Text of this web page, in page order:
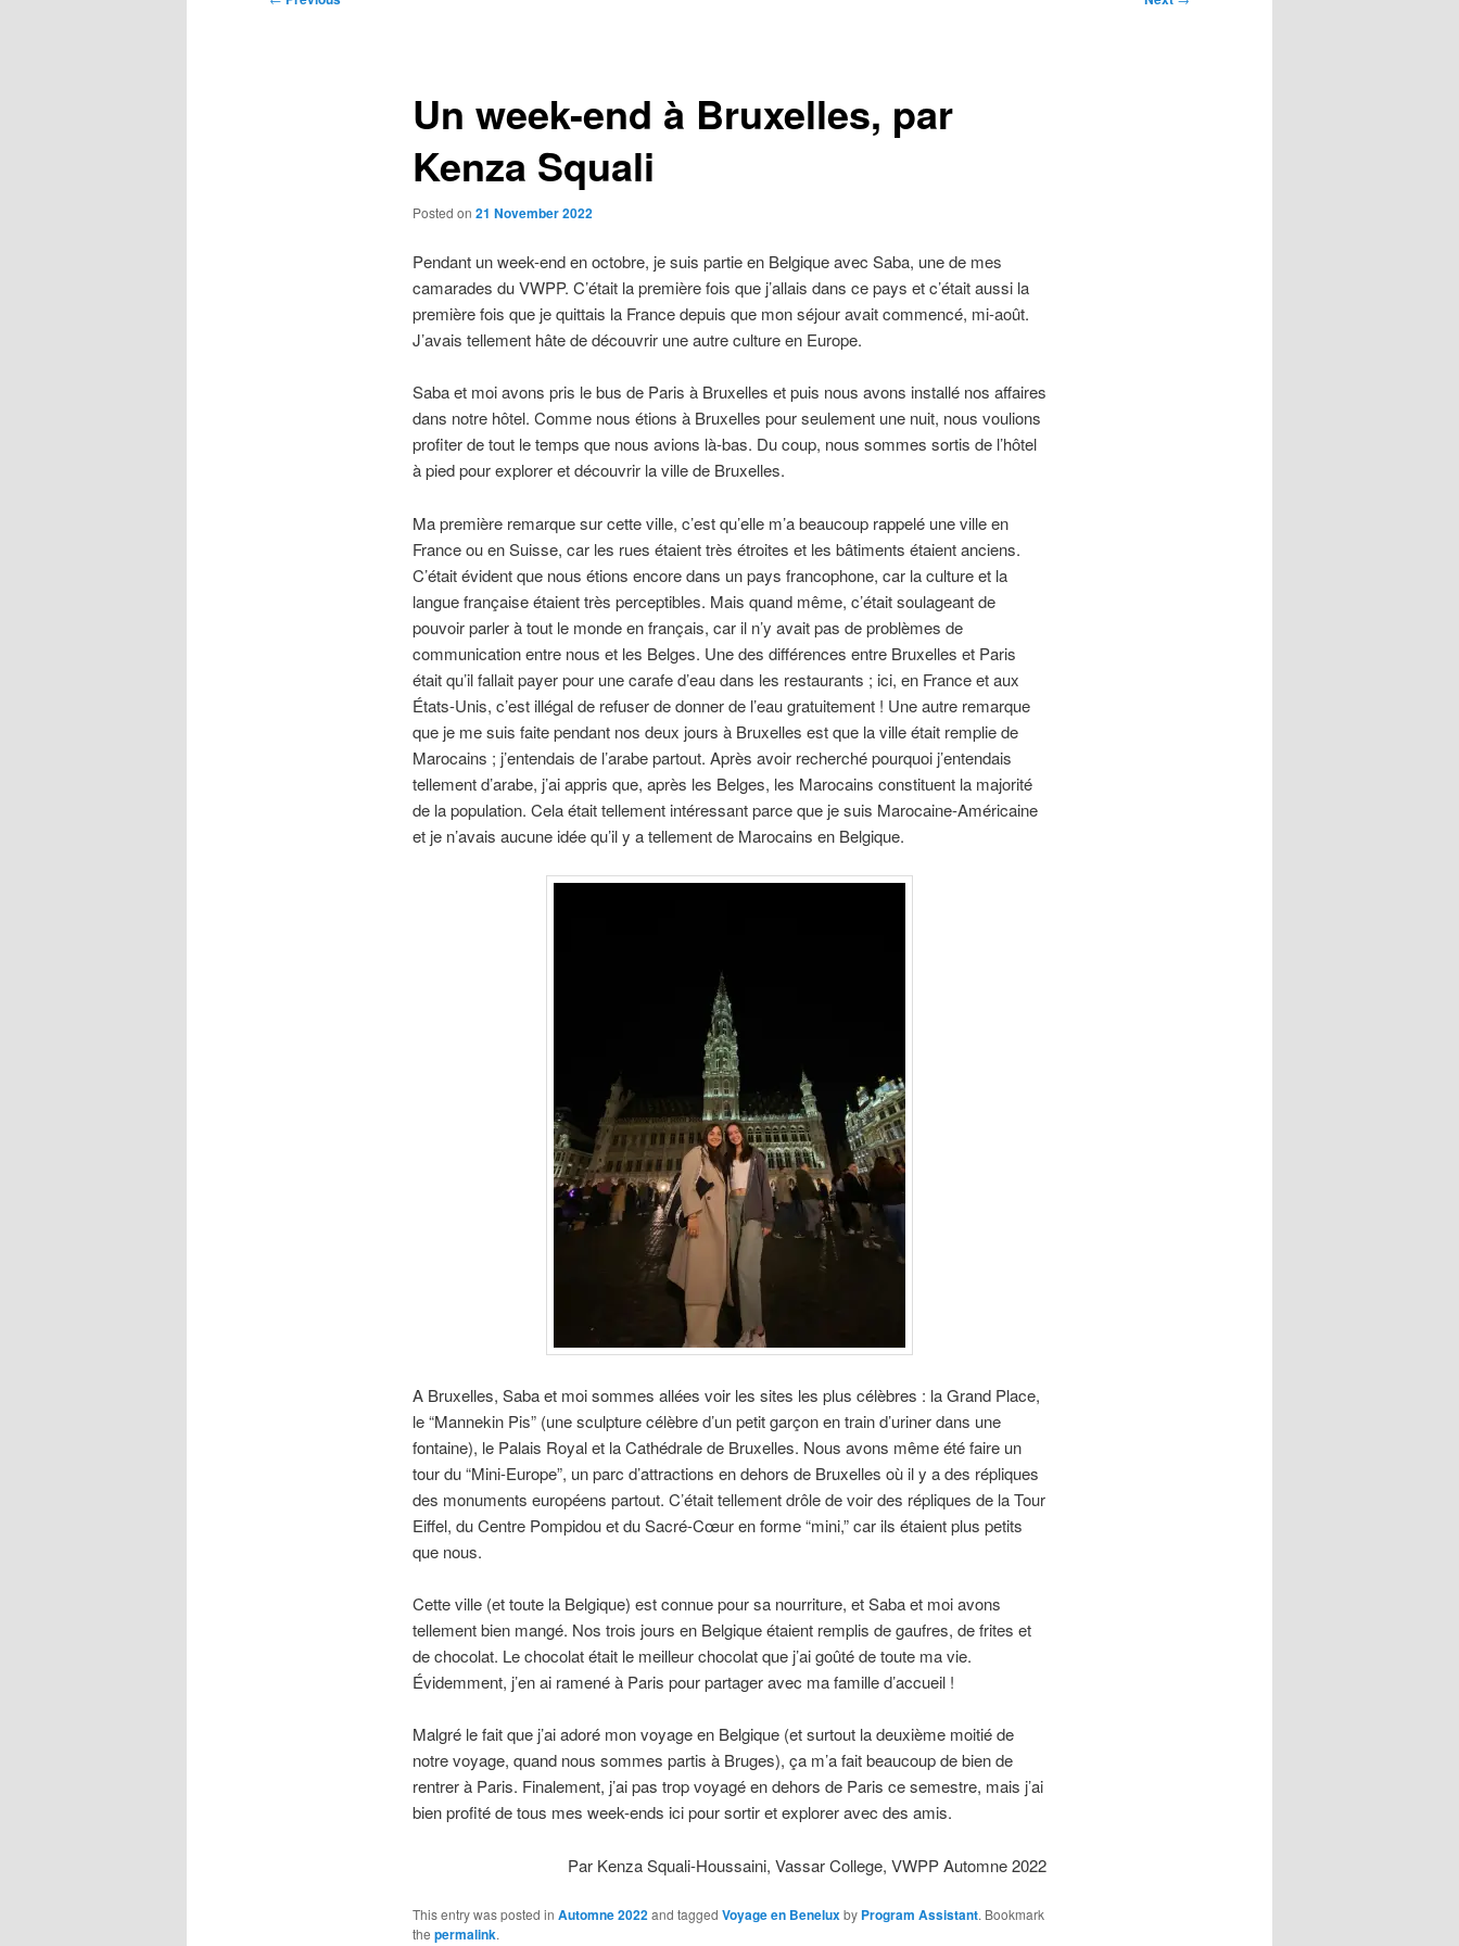
Un week-end à Bruxelles, par
Kenza Squali
Posted on 21 November 2022
Pendant un week-end en octobre, je suis partie en Belgique avec Saba, une de mes
camarades du VWPP. C’était la première fois que j’allais dans ce pays et c’était aussi la
première fois que je quittais la France depuis que mon séjour avait commencé, mi-août.
J’avais tellement hâte de découvrir une autre culture en Europe.
Saba et moi avons pris le bus de Paris à Bruxelles et puis nous avons installé nos affaires
dans notre hôtel. Comme nous étions à Bruxelles pour seulement une nuit, nous voulions
profiter de tout le temps que nous avions là-bas. Du coup, nous sommes sortis de l’hôtel
à pied pour explorer et découvrir la ville de Bruxelles.
Ma première remarque sur cette ville, c’est qu’elle m’a beaucoup rappelé une ville en
France ou en Suisse, car les rues étaient très étroites et les bâtiments étaient anciens.
C’était évident que nous étions encore dans un pays francophone, car la culture et la
langue française étaient très perceptibles. Mais quand même, c’était soulageant de
pouvoir parler à tout le monde en français, car il n’y avait pas de problèmes de
communication entre nous et les Belges. Une des différences entre Bruxelles et Paris
était qu’il fallait payer pour une carafe d’eau dans les restaurants ; ici, en France et aux
États-Unis, c’est illégal de refuser de donner de l’eau gratuitement ! Une autre remarque
que je me suis faite pendant nos deux jours à Bruxelles est que la ville était remplie de
Marocains ; j’entendais de l’arabe partout. Après avoir recherché pourquoi j’entendais
tellement d’arabe, j’ai appris que, après les Belges, les Marocains constituent la majorité
de la population. Cela était tellement intéressant parce que je suis Marocaine-Américaine
et je n’avais aucune idée qu’il y a tellement de Marocains en Belgique.
A Bruxelles, Saba et moi sommes allées voir les sites les plus célèbres : la Grand Place,
le “Mannekin Pis” (une sculpture célèbre d’un petit garçon en train d’uriner dans une
fontaine), le Palais Royal et la Cathédrale de Bruxelles. Nous avons même été faire un
tour du “Mini-Europe”, un parc d’attractions en dehors de Bruxelles où il y a des répliques
des monuments européens partout. C’était tellement drôle de voir des répliques de la Tour
Eiffel, du Centre Pompidou et du Sacré-Cœur en forme “mini,” car ils étaient plus petits
que nous.
Cette ville (et toute la Belgique) est connue pour sa nourriture, et Saba et moi avons
tellement bien mangé. Nos trois jours en Belgique étaient remplis de gaufres, de frites et
de chocolat. Le chocolat était le meilleur chocolat que j’ai goûté de toute ma vie.
Évidemment, j’en ai ramené à Paris pour partager avec ma famille d’accueil !
Malgré le fait que j’ai adoré mon voyage en Belgique (et surtout la deuxième moitié de
notre voyage, quand nous sommes partis à Bruges), ça m’a fait beaucoup de bien de
rentrer à Paris. Finalement, j’ai pas trop voyagé en dehors de Paris ce semestre, mais j’ai
bien profité de tous mes week-ends ici pour sortir et explorer avec des amis.
Par Kenza Squali-Houssaini, Vassar College, VWPP Automne 2022
This entry was posted in Automne 2022and tagged Voyage en Beneluxby Program Assistant. Bookmark
the permalink.